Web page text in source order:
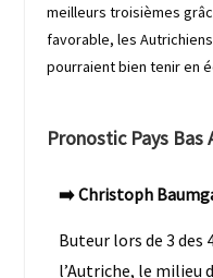
meilleurs troisièmes
favorable, les
pourraient bien tenir en
Pronostic Pays Bas
➡️ Christoph
Buteur lors de 3 des
l’Autriche, le milieu